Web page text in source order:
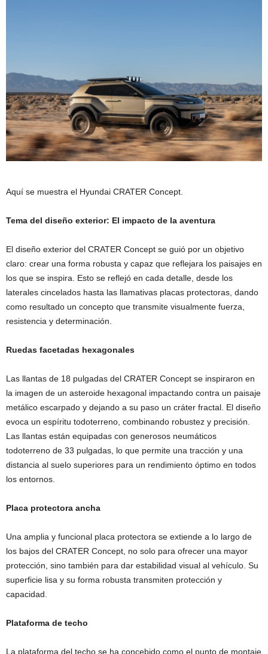
Aquí se muestra el Hyundai CRATER Concept.
Tema del diseño exterior: El impacto de la aventura
El diseño exterior del CRATER Concept se guió por un objetivo
claro: crear una forma robusta y capaz que reflejara los paisajes en
los que se inspira. Esto se reflejó en cada detalle, desde los
laterales cincelados hasta las llamativas placas protectoras, dando
como resultado un concepto que transmite visualmente fuerza,
resistencia y determinación.
Ruedas facetadas hexagonales
Las llantas de 18 pulgadas del CRATER Concept se inspiraron en
la imagen de un asteroide hexagonal impactando contra un paisaje
metálico escarpado y dejando a su paso un cráter fractal. El diseño
evoca un espíritu todoterreno, combinando robustez y precisión.
Las llantas están equipadas con generosos neumáticos
todoterreno de 33 pulgadas, lo que permite una tracción y una
distancia al suelo superiores para un rendimiento óptimo en todos
los entornos.
Placa protectora ancha
Una amplia y funcional placa protectora se extiende a lo largo de
los bajos del CRATER Concept, no solo para ofrecer una mayor
protección, sino también para dar estabilidad visual al vehículo. Su
superficie lisa y su forma robusta transmiten protección y
capacidad.
Plataforma de techo
La plataforma del techo se ha concebido como el punto de montaje